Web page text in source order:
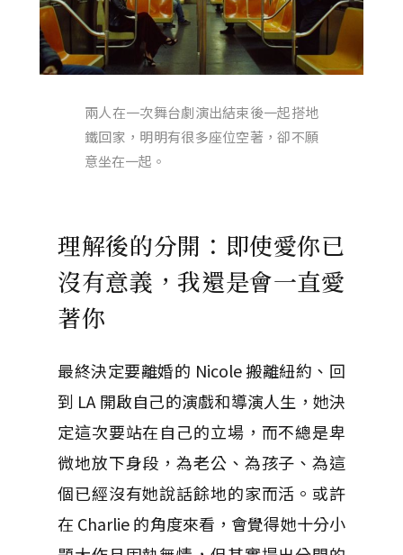
兩人在一次舞台劇演出結束後一起搭地
鐵回家，明明有很多座位空著，卻不願
意坐在一起。
理解後的分開：即使愛你已
沒有意義，我還是會一直愛
著你
最終決定要離婚的 Nicole 搬離紐約、回
到 LA 開啟自己的演戲和導演人生，她決
定這次要站在自己的立場，而不總是卑
微地放下身段，為老公、為孩子、為這
個已經沒有她說話餘地的家而活。或許
在 Charlie 的角度來看，會覺得她十分小